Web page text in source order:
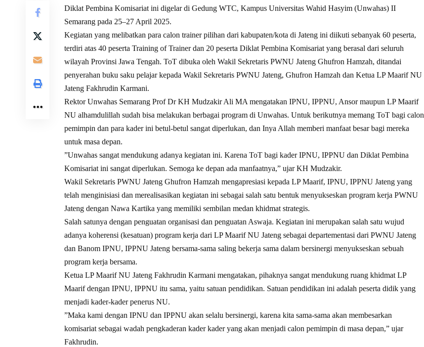
Diklat Pembina Komisariat ini digelar di Gedung WTC, Kampus Universitas Wahid Hasyim (Unwahas) II
Semarang pada 25–27 April 2025.
Kegiatan yang melibatkan para calon trainer pilihan dari kabupaten/kota di Jateng ini diikuti sebanyak 60 peserta,
terdiri atas 40 peserta Training of Trainer dan 20 peserta Diklat Pembina Komisariat yang berasal dari seluruh
wilayah Provinsi Jawa Tengah. ToT dibuka oleh Wakil Sekretaris PWNU Jateng Ghufron Hamzah, ditandai
penyerahan buku saku pelajar kepada Wakil Sekretaris PWNU Jateng, Ghufron Hamzah dan Ketua LP Maarif NU
Jateng Fakhrudin Karmani.
Rektor Unwahas Semarang Prof Dr KH Mudzakir Ali MA mengatakan IPNU, IPPNU, Ansor maupun LP Maarif
NU alhamdulillah sudah bisa melakukan berbagai program di Unwahas. Untuk berikutnya memang ToT bagi calon
pemimpin dan para kader ini betul-betul sangat diperlukan, dan Inya Allah memberi manfaat besar bagi mereka
untuk masa depan.
”Unwahas sangat mendukung adanya kegiatan ini. Karena ToT bagi kader IPNU, IPPNU dan Diklat Pembina
Komisariat ini sangat diperlukan. Semoga ke depan ada manfaatnya,” ujar KH Mudzakir.
Wakil Sekretaris PWNU Jateng Ghufron Hamzah mengapresiasi kepada LP Maarif, IPNU, IPPNU Jateng yang
telah menginisiasi dan merealisasikan kegiatan ini sebagai salah satu bentuk menyukseskan program kerja PWNU
Jateng dengan Nawa Kartika yang memiliki sembilan medan khidmat strategis.
Salah satunya dengan penguatan organisasi dan penguatan Aswaja. Kegiatan ini merupakan salah satu wujud
adanya koherensi (kesatuan) program kerja dari LP Maarif NU Jateng sebagai departementasi dari PWNU Jateng
dan Banom IPNU, IPPNU Jateng bersama-sama saling bekerja sama dalam bersinergi menyukseskan sebuah
program kerja bersama.
Ketua LP Maarif NU Jateng Fakhrudin Karmani mengatakan, pihaknya sangat mendukung ruang khidmat LP
Maarif dengan IPNU, IPPNU itu sama, yaitu satuan pendidikan. Satuan pendidikan ini adalah peserta didik yang
menjadi kader-kader penerus NU.
”Maka kami dengan IPNU dan IPPNU akan selalu bersinergi, karena kita sama-sama akan membesarkan
komisariat sebagai wadah pengkaderan kader kader yang akan menjadi calon pemimpin di masa depan,” ujar
Fakhrudin.